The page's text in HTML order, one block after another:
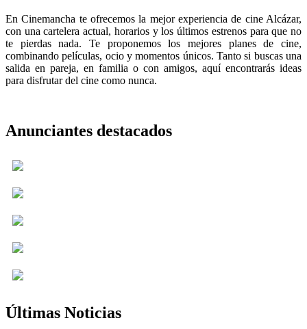
En Cinemancha te ofrecemos la mejor experiencia de cine Alcázar,
con una cartelera actual, horarios y los últimos estrenos para que no
te pierdas nada. Te proponemos los mejores planes de cine,
combinando películas, ocio y momentos únicos. Tanto si buscas una
salida en pareja, en familia o con amigos, aquí encontrarás ideas
para disfrutar del cine como nunca.
Anunciantes destacados
Últimas Noticias